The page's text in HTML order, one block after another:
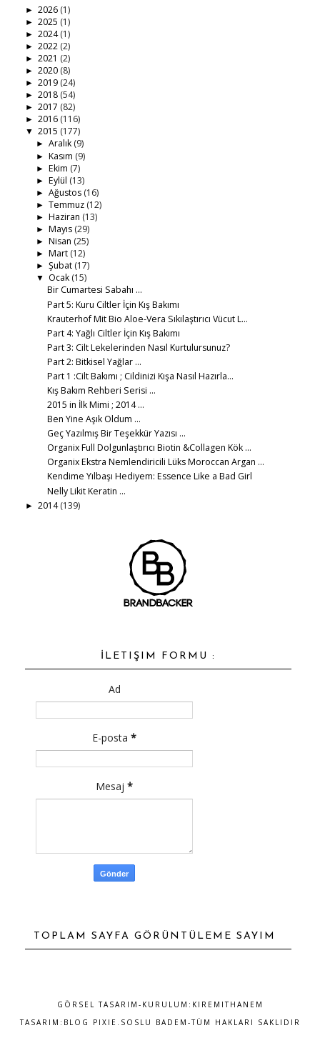
► 2026 (1)
► 2025 (1)
► 2024(1)
► 2022 (2)
► 2021 (2)
► 2020 (8)
► 2019 (24)
► 2018 (54)
► 2017 (82)
► 2016 (116)
▼ 2015 (177)
► Aralık (9)
► Kasım (9)
► Ekim (7)
► Eylül (13)
► Ağustos (16)
► Temmuz (12)
► Haziran (13)
► Mayıs (29)
► Nisan (25)
► Mart (12)
► Şubat (17)
▼ Ocak (15)
Bir Cumartesi Sabahı ...
Part 5: Kuru Ciltler İçin Kış Bakımı
Krauterhof Mit Bio Aloe-Vera Sıkılaştırıcı Vücut L...
Part 4: Yağlı Ciltler İçin Kış Bakımı
Part 3: Cilt Lekelerinden Nasıl Kurtulursunuz?
Part 2: Bitkisel Yağlar ...
Part 1 :Cilt Bakımı ; Cildinizi Kışa Nasıl Hazırla...
Kış Bakım Rehberi Serisi ...
2015 in İlk Mimi ; 2014 ...
Ben Yine Aşık Oldum ...
Geç Yazılmış Bir Teşekkür Yazısı ...
Organix Full Dolgunlaştırıcı Biotin &Collagen Kök ...
Organix Ekstra Nemlendiricili Lüks Moroccan Argan ...
Kendime Yılbaşı Hediyem: Essence Like a Bad Girl
Nelly Likit Keratin ...
► 2014(139)
İLETIŞIM FORMU :
Ad
E-posta *
Mesaj *
TOPLAM SAYFA GÖRÜNTÜLEME SAYIM
GÖRSEL TASARIM-KURULUM: KIREMITHANEM
TASARIM: BLOG PIXIE .SOSLU BADEM-TÜM HAKLARI SAKLIDIR